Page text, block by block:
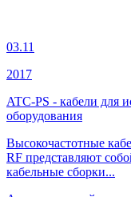
03.11
2017
ATC-PS - кабели для
оборудования
Высокочастотные
RF представляют
кабельные сборки...